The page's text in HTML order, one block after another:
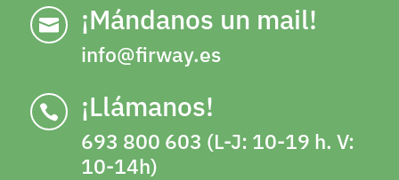
 ¡Mándanos un mail!
info@firway.es
 ¡Llámanos!
693 800 603 (L-J: 10-19 h. V:
10-14h)